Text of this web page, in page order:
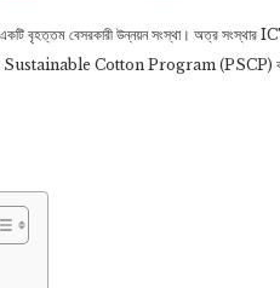
একটি বৃহত্তম বেসরকারী উন্নয়ন সংস্থা। অত্র
Cotton Program (PSCP)